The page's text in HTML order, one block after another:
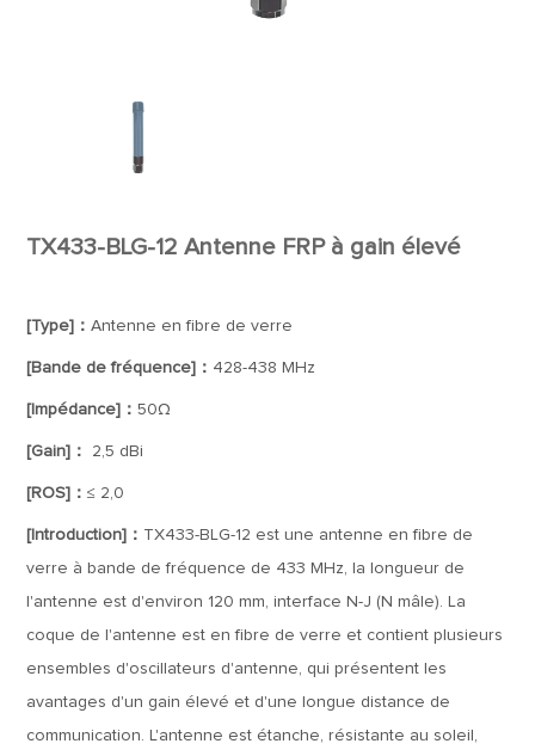
TX433-BLG-12 Antenne FRP à gain élevé
[Type]：Antenne en fibre de verre
[Bande de fréquence]： 428-438 MHz
[Impédance]：50Ω
[Gain]： 2,5 dBi
[ROS]：≤ 2,0
[Introduction]： TX433-BLG-12 est une antenne en fibre de
verre à bande de fréquence de 433 MHz, la longueur de
l'antenne est d'environ 120 mm, interface N-J (N mâle). La
coque de l'antenne est en fibre de verre et contient plusieurs
ensembles d'oscillateurs d'antenne, qui présentent les
avantages d'un gain élevé et d'une longue distance de
communication. L'antenne est étanche, résistante au soleil,